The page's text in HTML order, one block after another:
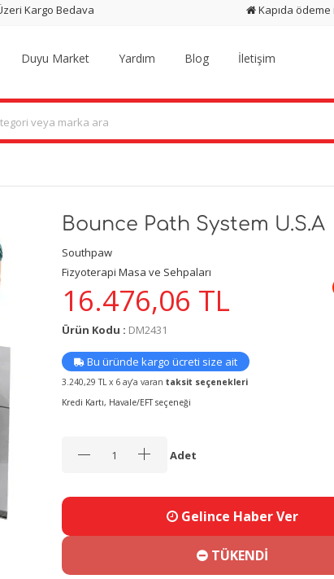
Kargo Bedava Kapıda ödeme
Duyu Market Yardım Blog İletişim
Bounce Path System U.S.A
Southpaw
Fizyoterapi Masa ve Sehpaları
16.476,06 TL
Ürün Kodu : DM2431
Bu üründe kargo ücreti size ait
3.240,29 TL x 6 ay’a varan taksit seçenekleri
Kredi Kartı, Havale/EFT seçeneği
Adet
Gelince Haber Ver
TÜKENDİ